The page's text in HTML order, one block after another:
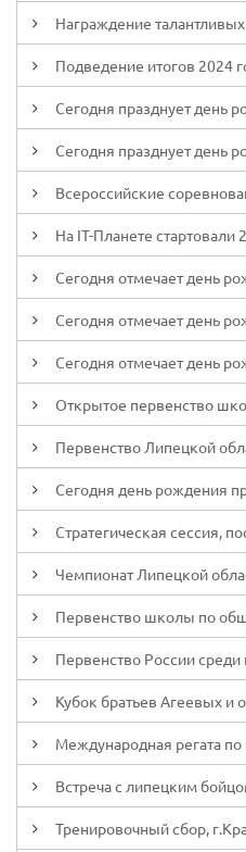
Награждение
Подведение итогов 2024
Сегодня празднует день
Сегодня празднует день
Всероссийские
На IT-Планете
Сегодня отмечает день
Сегодня отмечает день
Сегодня отмечает день
Открытое первенство
Первенство Липецкой
Сегодня день рождения
Стратегическая сессия,
Чемпионат Липецкой
Первенство школы по
Первенство России
Кубок братьев Агеевых и
Международная регата по
Встреча с липецким
Тренировочный сбор,